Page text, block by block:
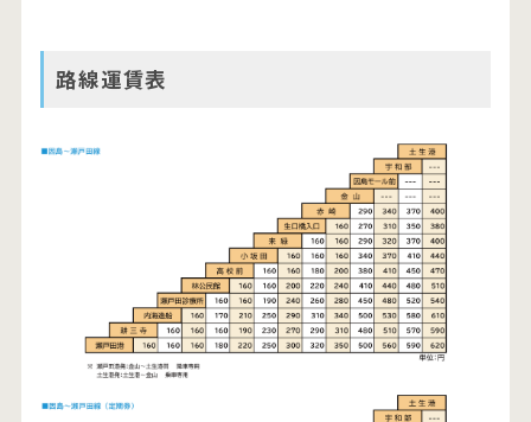
路線運賃表